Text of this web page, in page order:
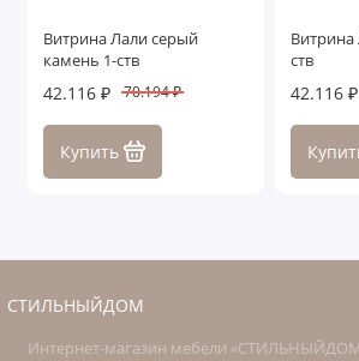
Витрина Лали серый
камень 1-ств
42.116 ₽ 70.194 ₽
Купить
ств
42.116 ₽
СТИЛЬНЫЙДОМ
Интернет-магазин мебели